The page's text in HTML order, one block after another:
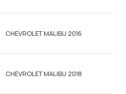
CHEVROLET MALIBU 2016
CHEVROLET MALIBU 2018